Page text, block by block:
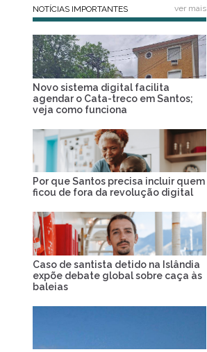
NOTÍCIAS IMPORTANTES ver mais
Novo sistema digital facilita
agendar o Cata-treco em Santos;
veja como funciona
Por que Santos precisa incluir quem
ficou de fora da revolução digital
Caso de santista detido na Islândia
expõe debate global sobre caça às
baleias